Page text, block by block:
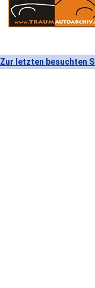
Zur letzten besuchten